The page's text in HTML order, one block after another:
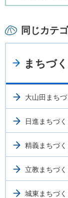
同じカテ
まちづ
大山田まち
日進まちづ
精義まちづ
立教まちづ
城東まちづ